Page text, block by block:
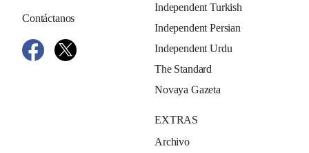
Contáctanos
Independent Turkish
Independent Persian
Independent Urdu
The Standard
Novaya Gazeta
EXTRAS
Archivo